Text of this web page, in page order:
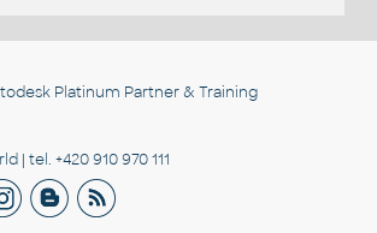
Platinum Partner & Training
| tel. +420 910 970 111